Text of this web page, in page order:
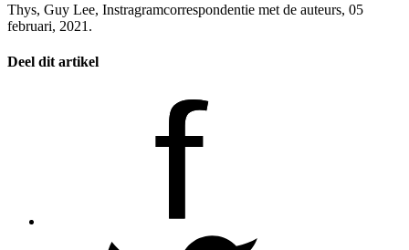
Thys, Guy Lee, Instragramcorrespondentie met de auteurs, 05
februari, 2021.
Deel dit artikel